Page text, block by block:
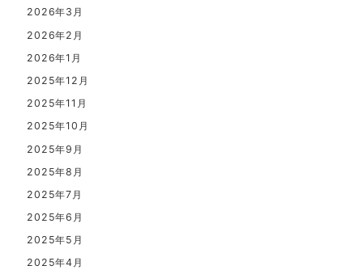
2026年3月
2026年2月
2026年1月
2025年12月
2025年11月
2025年10月
2025年9月
2025年8月
2025年7月
2025年6月
2025年5月
2025年4月